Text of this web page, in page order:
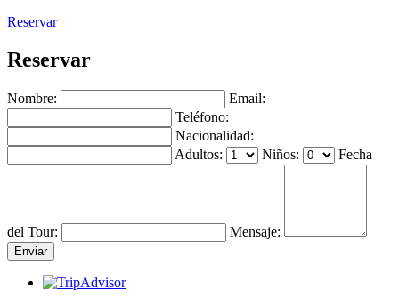
Reservar
Reservar
Nombre:
Email:
Teléfono:
Nacionalidad:
Adultos:
Niños: Fecha
del Tour: Mensaje: